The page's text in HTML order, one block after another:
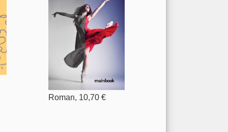
Roman, 10,70 €